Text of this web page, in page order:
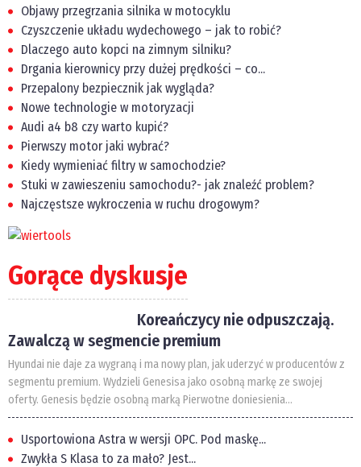
Objawy przegrzania silnika w motocyklu
Czyszczenie układu wydechowego – jak to robić?
Dlaczego auto kopci na zimnym silniku?
Drgania kierownicy przy dużej prędkości – co...
Przepalony bezpiecznik jak wygląda?
Nowe technologie w motoryzacji
Audi a4 b8 czy warto kupić?
Pierwszy motor jaki wybrać?
Kiedy wymieniać filtry w samochodzie?
Stuki w zawieszeniu samochodu?- jak znaleźć problem?
Najczęstsze wykroczenia w ruchu drogowym?
Gorące dyskusje
Koreańczycy nie odpuszczają.
Zawalczą w segmencie premium
Hyundai nie daje za wygraną i ma nowy plan, jak uderzyć w producentów z
segmentu premium. Wydzieli Genesisa jako osobną markę ze swojej
oferty. Genesis będzie osobną marką Pierwotne doniesienia...
Usportowiona Astra w wersji OPC. Pod maskę...
Zwykła S Klasa to za mało? Jest...